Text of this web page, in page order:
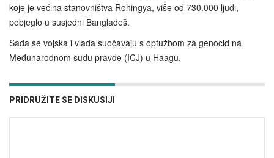
koje je većina stanovništva Rohingya, više od 730.000 ljudi,
pobjeglo u susjedni Bangladeš.
Sada se vojska i vlada suočavaju s optužbom za genocid na
Međunarodnom sudu pravde (ICJ) u Haagu.
PRIDRUŽITE SE DISKUSIJI